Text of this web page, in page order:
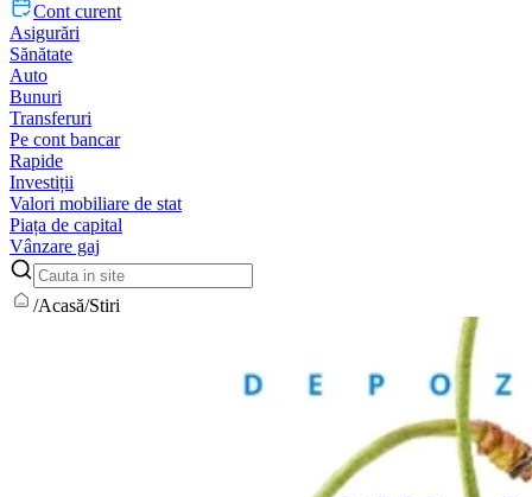
Cont curent
Asigurări
Sănătate
Auto
Bunuri
Transferuri
Pe cont bancar
Rapide
Investiții
Valori mobiliare de stat
Piața de capital
Vânzare gaj
/Acasă/Stiri